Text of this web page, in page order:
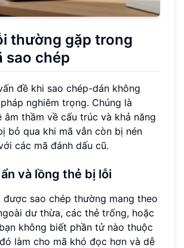
thường gặp trong
sao chép
đề khi sao chép-dán không
nghiêm trọng. Chúng là
âm thầm về cấu trúc và khả năng
bỏ qua khi mã vẫn còn bị nén
các mã đánh dấu cũ.
và lồng thẻ bị lỗi
được sao chép thường mang theo
dư thừa, các thẻ trống, hoặc
không biết phần tử nào thuộc
làm cho mã khó đọc hơn và dễ